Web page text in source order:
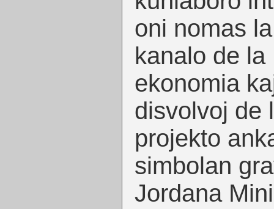
oni nomas
kanalo de
ekonomia
disvolvoj de
projekto
simbolan
Jordana